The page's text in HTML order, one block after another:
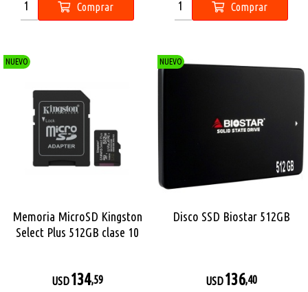
Comprar Comprar
NUEVO
Memoria MicroSD Kingston
Select Plus 512GB clase 10
USD134,59
NUEVO
Disco SSD Biostar 512GB
USD136,40